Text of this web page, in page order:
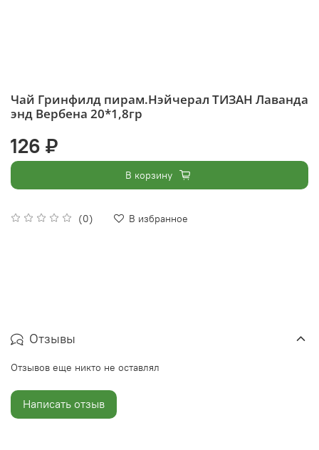
Чай Гринфилд пирам.Нэйчерал ТИЗАН Лаванда
энд Вербена 20*1,8гр
(0) В избранное
126 ₽
В корзину
Отзывы
Отзывов еще никто не оставлял
Написать отзыв